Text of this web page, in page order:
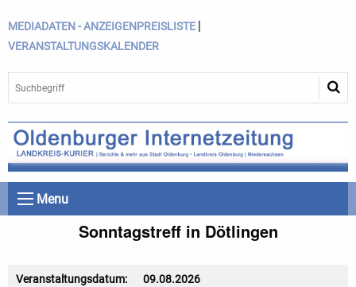
MEDIADATEN - ANZEIGENPREISLISTE |
VERANSTALTUNGSKALENDER
Menu
Sonntagstreff in Dötlingen
Veranstaltungsdatum: 09.08.2026